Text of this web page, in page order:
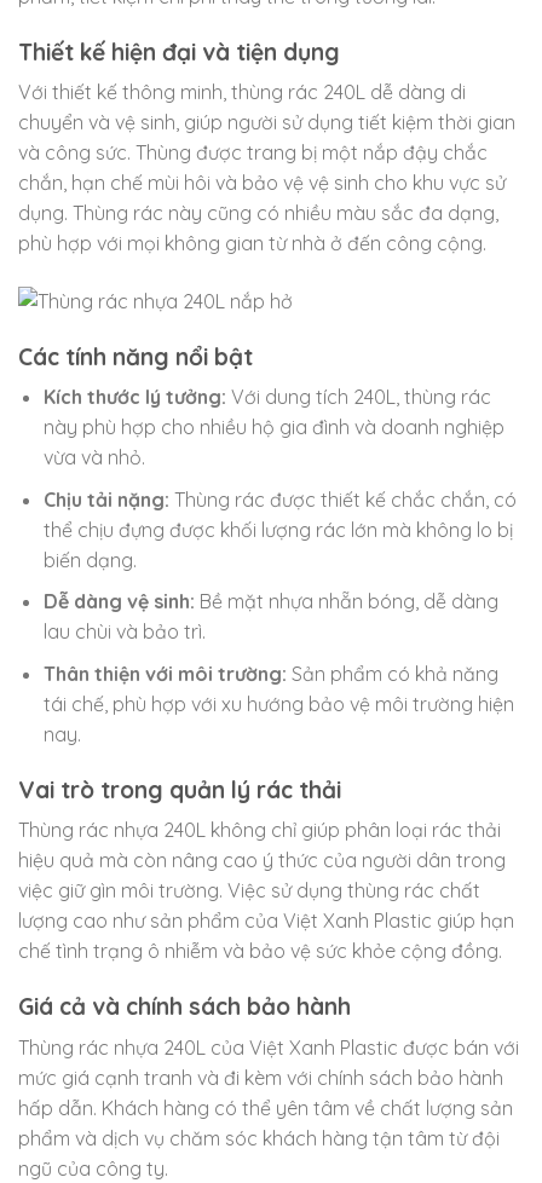
Thiết kế hiện đại và tiện dụng
Với thiết kế thông minh, thùng rác 240L dễ dàng di
chuyển và vệ sinh, giúp người sử dụng tiết kiệm thời gian
và công sức. Thùng được trang bị một nắp đậy chắc
chắn, hạn chế mùi hôi và bảo vệ vệ sinh cho khu vực sử
dụng. Thùng rác này cũng có nhiều màu sắc đa dạng,
phù hợp với mọi không gian từ nhà ở đến công cộng.
Các tính năng nổi bật
Kích thước lý tưởng: Với dung tích 240L, thùng rác
này phù hợp cho nhiều hộ gia đình và doanh nghiệp
vừa và nhỏ.
Chịu tải nặng: Thùng rác được thiết kế chắc chắn, có
thể chịu đựng được khối lượng rác lớn mà không lo bị
biến dạng.
Dễ dàng vệ sinh: Bề mặt nhựa nhẵn bóng, dễ dàng
lau chùi và bảo trì.
Thân thiện với môi trường: Sản phẩm có khả năng
tái chế, phù hợp với xu hướng bảo vệ môi trường hiện
nay.
Vai trò trong quản lý rác thải
Thùng rác nhựa 240L không chỉ giúp phân loại rác thải
hiệu quả mà còn nâng cao ý thức của người dân trong
việc giữ gìn môi trường. Việc sử dụng thùng rác chất
lượng cao như sản phẩm của Việt Xanh Plastic giúp hạn
chế tình trạng ô nhiễm và bảo vệ sức khỏe cộng đồng.
Giá cả và chính sách bảo hành
Thùng rác nhựa 240L của Việt Xanh Plastic được bán với
mức giá cạnh tranh và đi kèm với chính sách bảo hành
hấp dẫn. Khách hàng có thể yên tâm về chất lượng sản
phẩm và dịch vụ chăm sóc khách hàng tận tâm từ đội
ngũ của công ty.